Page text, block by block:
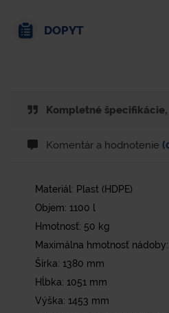
DOPYT
Kompletné
Komentár a hodnotenie
Materiál: Plast (HDPE)
Objem: 1100 l
Hmotnosť: 50 kg
Maximálna hmotnosť nádoby:
Šírka: 1380 mm
Hĺbka: 1051 mm
Výška: 1453 mm